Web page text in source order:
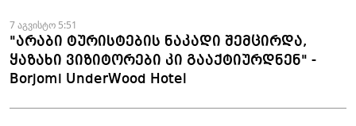
მომზადდა
7 აგვისტო 5:51
"არაბი ტურისტების ნაკადი შემცირდა,
ყაზახი ვიზიტორები კი გააქტიურდნენ" -
Borjomi UnderWood Hotel